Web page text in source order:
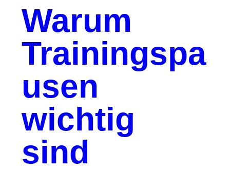
Warum
Trainingspa
usen
wichtig
sind